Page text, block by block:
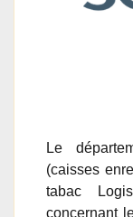
Le
(caisses
tabac
concernant